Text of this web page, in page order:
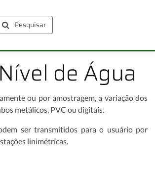
Pesquisar
de Água
ou por amostragem, a variação dos
metálicos, PVC ou digitais.
ser transmitidos para o usuário por
linimétricas.